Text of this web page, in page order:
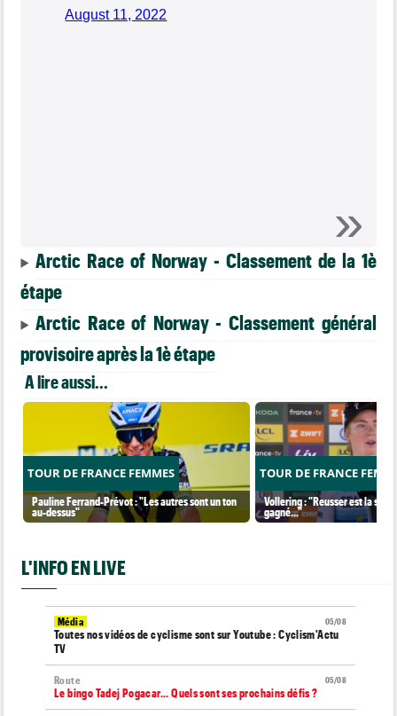
August 11, 2022
Arctic Race of Norway - Classement de la 1è
étape
Arctic Race of Norway - Classement général
provisoire après la 1è étape
A lire aussi...
TOUR DE FRANCE FEMMES
Pauline Ferrand-Prévot : "Les autres sont un ton
au-dessus"
TOUR DE FRANCE
Vollering : "Reusser est la
gagné..."
L'INFO EN LIVE
05/08
Média
Toutes nos vidéos de cyclisme sont sur Youtube : Cyclism'Actu
TV
05/08
Route
Le bingo Tadej Pogacar... Quels sont ses prochains défis ?